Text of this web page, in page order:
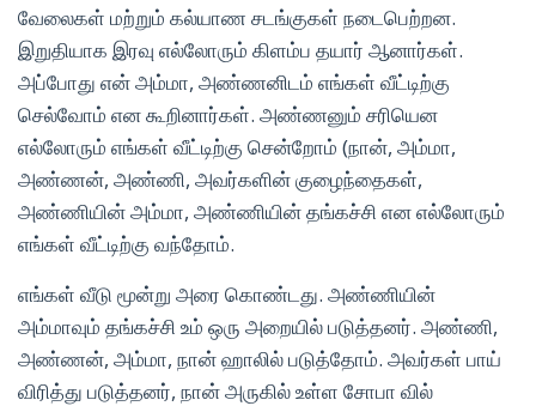
வேலைகள் மற்றும் கல்யாண சடங்குகள் நடைபெற்றன.
இறுதியாக இரவு எல்லோரும் கிளம்ப தயார் ஆனார்கள்.
அப்போது என் அம்மா, அண்ணனிடம் எங்கள் வீட்டிற்கு
செல்வோம் என கூறினார்கள். அண்ணனும் சரியென
எல்லோரும் எங்கள் வீட்டிற்கு சென்றோம் (நான், அம்மா,
அண்ணன், அண்ணி, அவர்களின் குழைந்தைகள்,
அண்ணியின் அம்மா, அண்ணியின் தங்கச்சி என எல்லோரும்
எங்கள் வீட்டிற்கு வந்தோம்.
எங்கள் வீடு மூன்று அரை கொண்டது. அண்ணியின்
அம்மாவும் தங்கச்சி உம் ஒரு அறையில் படுத்தனர். அண்ணி,
அண்ணன், அம்மா, நான் ஹாலில் படுத்தோம். அவர்கள் பாய்
விரித்து படுத்தனர், நான் அருகில் உள்ள சோபா வில்